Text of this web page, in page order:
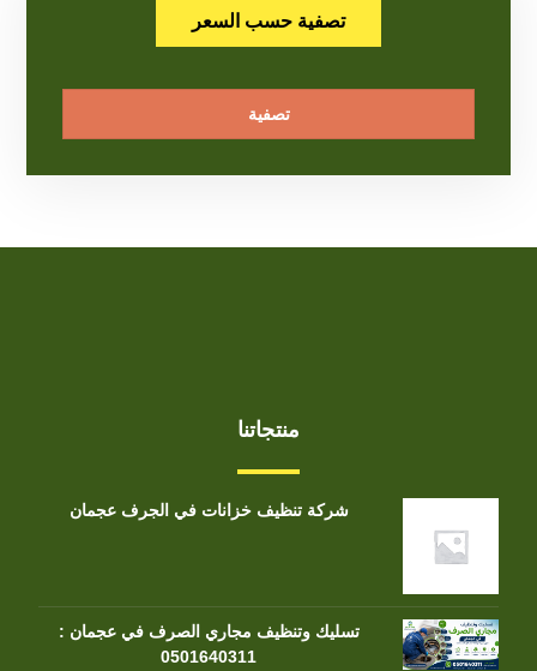
تصفية حسب السعر
تصفية
منتجاتنا
شركة تنظيف خزانات في الجرف عجمان
تسليك وتنظيف مجاري الصرف في عجمان :
0501640311